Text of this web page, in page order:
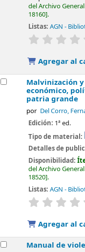
del Archivo
18160 .
Listas: AGN -
valoración
Agregar al
Malvinización
económico,
patria grande
por Del Corro,
Edición: 1ª ed.
Tipo de material:
Detalles de
Disponibilidad:
del Archivo
18520 .
Listas: AGN -
valoración
Agregar al
Manual de